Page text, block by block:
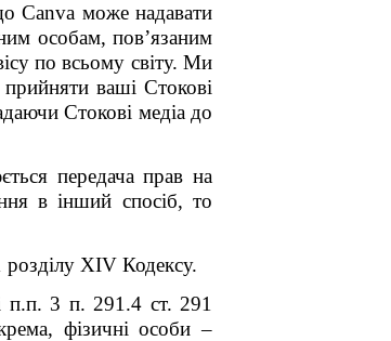
Canva може надавати
особам, пов’язаним
по всьому світу. Ми
ваші Стокові
Стокові медіа до
передача прав на
в інший спосіб, то
розділу XIV Кодексу.
п.п. 3 п. 291.4 ст. 291
фізичні особи –